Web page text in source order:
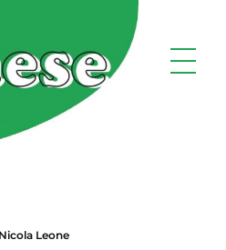
Leone